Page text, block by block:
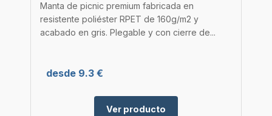
Manta de picnic premium fabricada en
resistente poliéster RPET de 160g/m2 y
acabado en gris. Plegable y con cierre de...
desde 9.3 €
Ver producto